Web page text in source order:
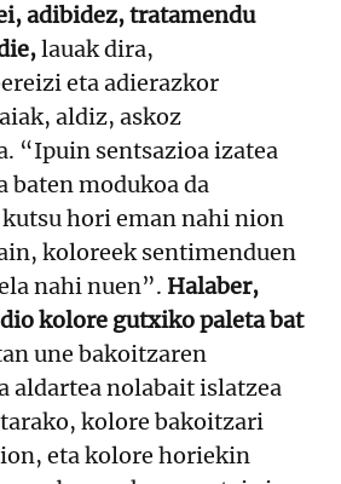
adibidez, tratamendu
lauak dira,
eta adierazkor
aldiz, askoz
“Ipuin sentsazioa izatea
baten modukoa da
hori eman nahi nion
koloreek sentimenduen
nahi nuen”. Halaber,
kolore gutxiko paleta bat
une bakoitzaren
aldartea nolabait islatzea
kolore bakoitzari
eta kolore horiekin